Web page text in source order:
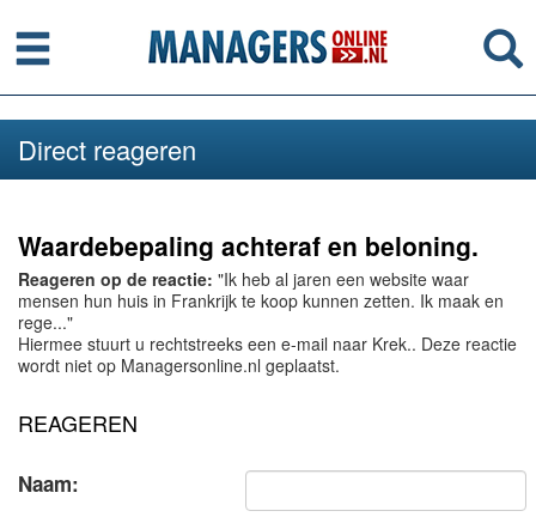
Menu
Direct reageren
Waardebepaling achteraf en beloning.
Reageren op de reactie: "Ik heb al jaren een website waar
mensen hun huis in Frankrijk te koop kunnen zetten. Ik maak en
rege..."
Hiermee stuurt u rechtstreeks een e-mail naar Krek.. Deze reactie
wordt niet op Managersonline.nl geplaatst.
REAGEREN
Naam: